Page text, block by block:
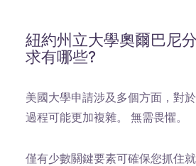
紐約州立大學奧爾巴尼
求有哪些?
美國大學申請涉及多個方面，對
過程可能更加複雜。 無需畏懼。
僅有少數關鍵要素可確保您抓住